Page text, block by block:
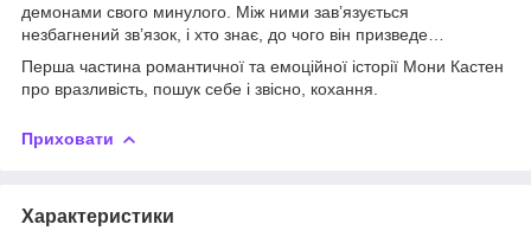
демонами свого минулого. Між ними зав’язується
незбагнений зв’язок, і хто знає, до чого він призведе…
Перша частина романтичної та емоційної історії Мони Кастен
про вразливість, пошук себе і звісно, кохання.
Приховати
Характеристики